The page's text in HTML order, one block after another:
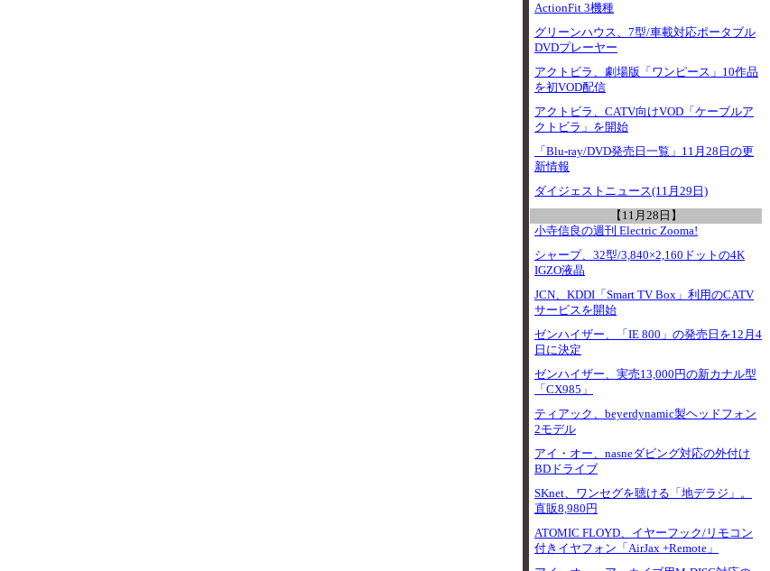
ActionFit 3機種
グリーンハウス、7型/車載対応ポータブル
DVDプレーヤー
アクトビラ、劇場版「ワンピース」10作品
を初VOD配信
アクトビラ、CATV向けVOD「ケーブルア
クトビラ」を開始
「Blu-ray/DVD発売日一覧」11月28日の更
新情報
ダイジェストニュース(11月29日)
【11月28日】
小寺信良の週刊 Electric Zooma!
シャープ、32型/3,840×2,160ドットの4K
IGZO液晶
JCN、KDDI「Smart TV Box」利用のCATV
サービスを開始
ゼンハイザー、「IE 800」の発売日を12月4
日に決定
ゼンハイザー、実売13,000円の新カナル型
「CX985」
ティアック、beyerdynamic製ヘッドフォン
2モデル
アイ・オー、nasneダビング対応の外付け
BDドライブ
SKnet、ワンセグを聴ける「地デラジ」。
直販8,980円
ATOMIC FLOYD、イヤーフック/リモコン
付きイヤフォン「AirJax +Remote」